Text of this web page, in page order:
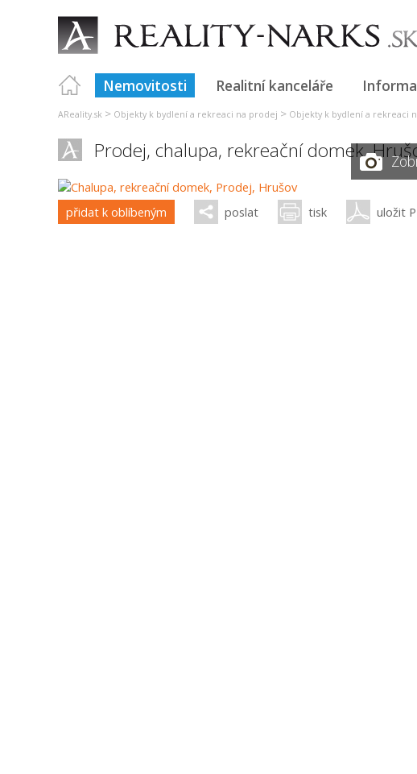
Nemovitosti Realitní kanceláře
AReality.sk > Objekty k bydlení a rekreaci na prodej > Objekty k bydlení a rekreaci
Prodej, chalupa, rekreační domek,
přidat k oblíbeným poslat tisk uložit